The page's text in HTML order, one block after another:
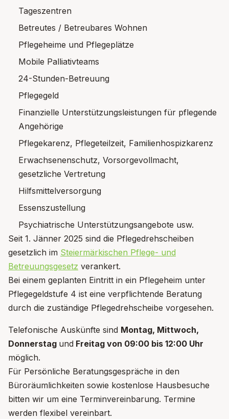
Tageszentren
Betreutes / Betreubares Wohnen
Pflegeheime und Pflegeplätze
Mobile Palliativteams
24-Stunden-Betreuung
Pflegegeld
Finanzielle Unterstützungsleistungen für pflegende
Angehörige
Pflegekarenz, Pflegeteilzeit, Familienhospizkarenz
Erwachsenenschutz, Vorsorgevollmacht,
gesetzliche Vertretung
Hilfsmittelversorgung
Essenszustellung
Psychiatrische Unterstützungsangebote usw.
Seit 1. Jänner 2025 sind die Pflegedrehscheiben
gesetzlich im Steiermärkischen Pflege- und
Betreuungsgesetz verankert.
Bei einem geplanten Eintritt in ein Pflegeheim unter
Pflegegeldstufe 4 ist eine verpflichtende Beratung
durch die zuständige Pflegedrehscheibe vorgesehen.
Telefonische Auskünfte sind Montag, Mittwoch,
Donnerstag und Freitag von 09:00 bis 12:00 Uhr
möglich.
Für Persönliche Beratungsgespräche in den
Büroräumlichkeiten sowie kostenlose Hausbesuche
bitten wir um eine Terminvereinbarung. Termine
werden flexibel vereinbart.